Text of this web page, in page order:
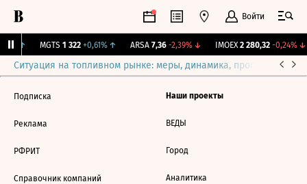
Войти
↑ MGTS 1 322 +0,61%↑ ARSA 7,36 -2,39%↓ IMOEX 2 280,32 -0,24%↓
Ситуация на топливном рынке: меры, динамика, прогнозы
Подписка
Реклама
РФРИТ
Справочник компаний
Наши проекты
ВЕДЫ
Город
Аналитика